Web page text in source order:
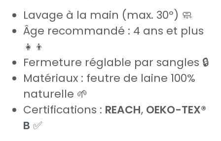
Lavage à la main (max. 30º) 🧼
Âge recommandé : 4 ans et plus
👧👦
Fermeture réglable par sangles 🔒
Matériaux : feutre de laine 100%
naturelle 🌱
Certifications : REACH, OEKO-TEX®
B ✅